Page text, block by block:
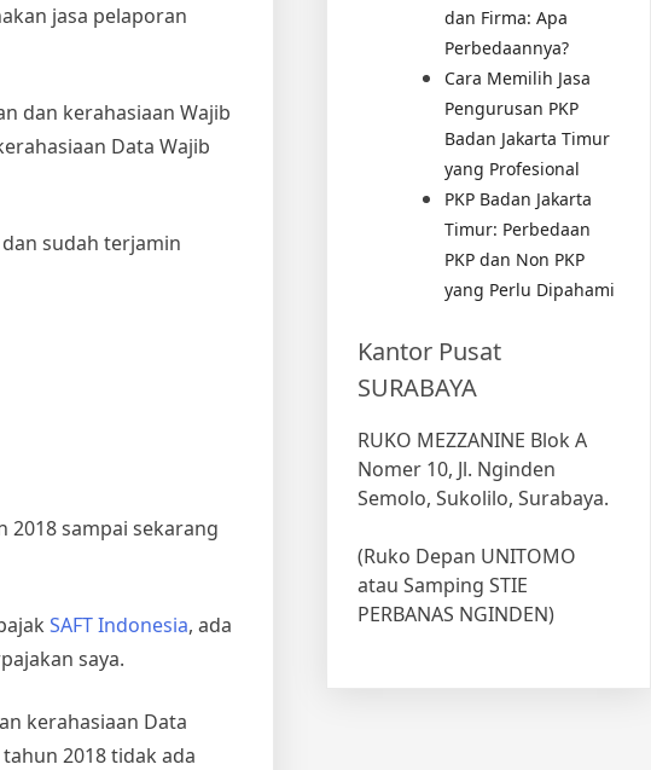
jasa pelaporan
dan kerahasiaan Wajib
Data Wajib
sudah terjamin
2018 sampai sekarang
SAFT Indonesia, ada
saya.
kerahasiaan Data
2018 tidak ada
dan Firma: Apa
Perbedaannya?
Cara Memilih Jasa
Pengurusan PKP
Badan Jakarta Timur
yang Profesional
PKP Badan Jakarta
Timur: Perbedaan
PKP dan Non PKP
yang Perlu Dipahami
Kantor Pusat
SURABAYA
RUKO MEZZANINE Blok A
Nomer 10, Jl. Nginden
Semolo, Sukolilo, Surabaya.
(Ruko Depan UNITOMO
atau Samping STIE
PERBANAS NGINDEN)